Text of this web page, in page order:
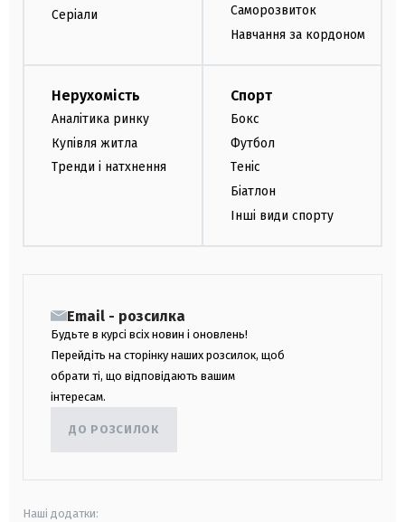
Серіали
Саморозвиток
Навчання за кордоном
Нерухомість
Аналітика ринку
Купівля житла
Тренди і натхнення
Спорт
Бокс
Футбол
Теніс
Біатлон
Інші види спорту
Email - розсилка
Будьте в курсі всіх новин і оновлень!
Перейдіть на сторінку наших розсилок, щоб
обрати ті, що відповідають вашим
інтересам.
ДО РОЗСИЛОК
Наші додатки: